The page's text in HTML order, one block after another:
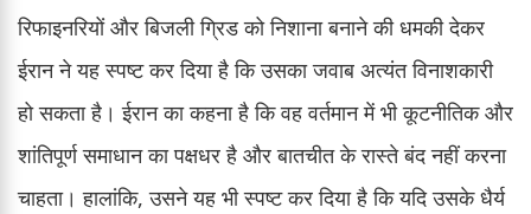
रिफाइनरियों और बिजली ग्रिड को निशाना बनाने की धमकी देकर
ईरान ने यह स्पष्ट कर दिया है कि उसका जवाब अत्यंत विनाशकारी
हो सकता है। ईरान का कहना है कि वह वर्तमान में भी कूटनीतिक और
शांतिपूर्ण समाधान का पक्षधर है और बातचीत के रास्ते बंद नहीं करना
चाहता। हालांकि, उसने यह भी स्पष्ट कर दिया है कि यदि उसके धैर्य